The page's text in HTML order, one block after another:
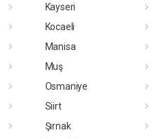
Kayseri
Kocaeli
Manisa
Muş
Osmaniye
Siirt
Şırnak